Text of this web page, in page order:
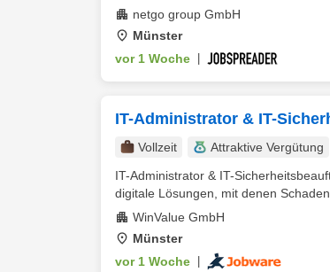
netgo group GmbH
Münster
vor 1 Woche
IT-Administrator & IT-
Vollzeit Attraktive Vergütung
IT-Administrator & IT-
digitale Lösungen, mit denen
WinValue GmbH
Münster
vor 1 Woche